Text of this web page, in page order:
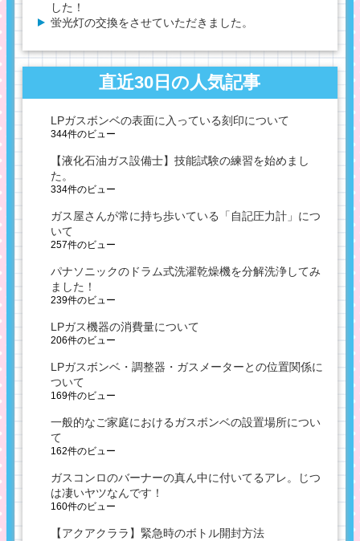
した！
蛍光灯の交換をさせていただきました。
直近30日の人気記事
LPガスボンベの表面に入っている刻印について
344件のビュー
【液化石油ガス設備士】技能試験の練習を始めまし
た。
334件のビュー
ガス屋さんが常に持ち歩いている「自記圧力計」につ
いて
257件のビュー
パナソニックのドラム式洗濯乾燥機を分解洗浄してみ
ました！
239件のビュー
LPガス機器の消費量について
206件のビュー
LPガスボンベ・調整器・ガスメーターとの位置関係に
ついて
169件のビュー
一般的なご家庭におけるガスボンベの設置場所につい
て
162件のビュー
ガスコンロのバーナーの真ん中に付いてるアレ。じつ
は凄いヤツなんです！
160件のビュー
【アクアクララ】緊急時のボトル開封方法